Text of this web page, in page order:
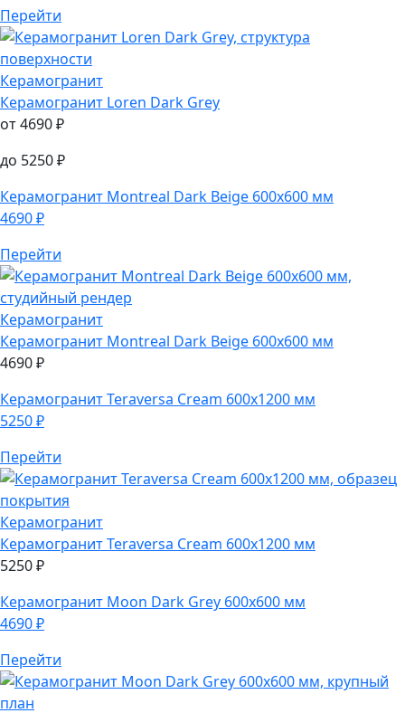
Перейти
Керамогранит
Керамогранит Loren Dark Grey
от4690₽
до 5250₽
Керамогранит Montreal Dark Beige 600х600 мм
4690₽
Перейти
Керамогранит
Керамогранит Montreal Dark Beige 600х600 мм
4690₽
КерамогранитTeraversa Cream 600х1200 мм
5250₽
Перейти
Керамогранит
КерамогранитTeraversa Cream 600х1200 мм
5250₽
Керамогранит Moon Dark Grey 600х600 мм
4690₽
Перейти